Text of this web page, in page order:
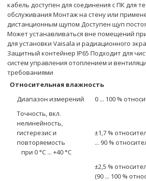
кабель доступен для соединения с ПК для
обслуживания Монтаж на стену или
дистанционным щупом Доступен щуп
Может устанавливаться вне помещений
для установки Vaisala и радиационного
Защитный контейнер IP65 Подходит для
систем управления отоплением и
требованиями
Относительная влажность
Диапазон измерений
0 ... 100 %
Точность, вкл.
нелинейность,
гистерезис и
повторяемость
при 0 °C ... +40 °C
±1,7 %
... 90 %
±2,5 %
(90 ... 100 %